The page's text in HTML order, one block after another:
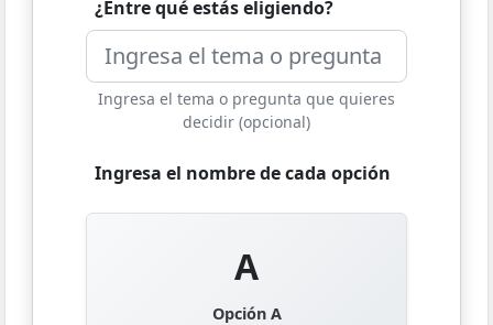
¿Entre qué estás eligiendo?
Ingresa el tema o pregunta que quieres
decidir (opcional)
Ingresa el nombre de cada opción
A
Opción A